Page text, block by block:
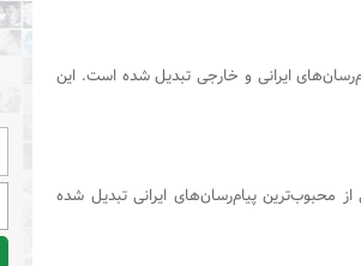
ایرانی و خارجی تبدیل شده است. این
محبوب‌ترین پیام‌رسان‌های ایرانی تبدیل شده